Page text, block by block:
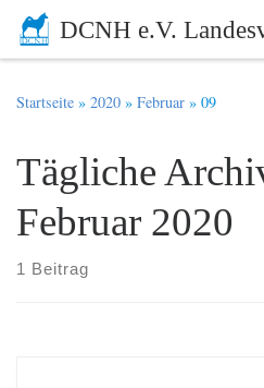
Zum Inhalt springen
DCNH e.V.
Startseite » 2020 » Februar » 09
Tägliche
Februar 2020
1 Beitrag